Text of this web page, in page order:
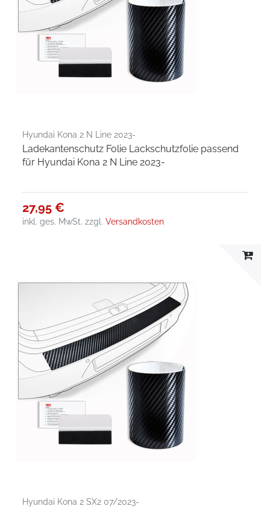
Hyundai Kona 2 N Line 2023-
Ladekantenschutz Folie Lackschutzfolie passend
für Hyundai Kona 2 N Line 2023-
27,95 €
inkl. ges. MwSt. zzgl.Versandkosten
Hyundai Kona 2 SX2 07/2023-